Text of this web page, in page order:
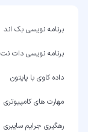
برنامه نویسی بک اند
برنامه نویسی دات نت
داده کاوی با پایتون
مهارت های کامپیوتری
رهگیری جرایم سایبری